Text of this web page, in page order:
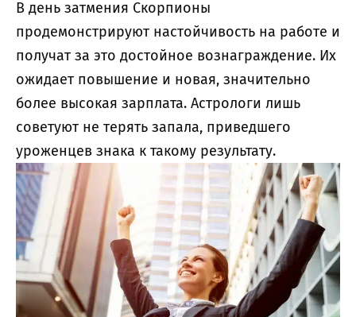
В день затмения Скорпионы
продемонстрируют настойчивость на работе и
получат за это достойное вознаграждение. Их
ожидает повышение и новая, значительно
более высокая зарплата. Астрологи лишь
советуют не терять запала, приведшего
уроженцев знака к такому результату.